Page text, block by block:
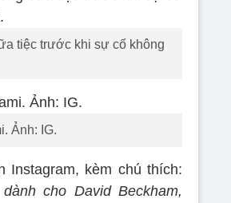
tiệc trước khi sự cố không
Ảnh: IG.
Instagram, kèm chú thích:
cho David Beckham,